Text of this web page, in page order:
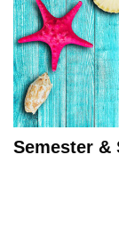
Semester &